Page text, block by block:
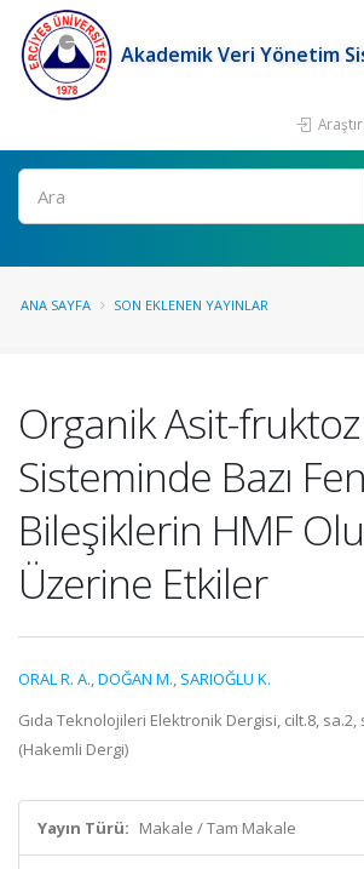
Akademik Veri Yönetim
Ara
ANA SAYFA SON EKLENEN YAYINLAR
Organik Asit-
Sisteminde Bazı
Bileşiklerin HMF
Üzerine Etkiler
ORAL R. A.,DOĞAN M., SARIOĞLU K.
Gıda Teknolojileri Elektronik Dergisi, cilt.8, sa.2,
(Hakemli Dergi)
Yayın Türü: Makale / Tam Makale